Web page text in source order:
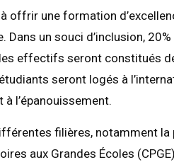
à offrir une formation
Dans un souci d’inclusion,
effectifs seront constitués
seront logés à
à l’épanouissement.
filières, notamment
aux Grandes Écoles